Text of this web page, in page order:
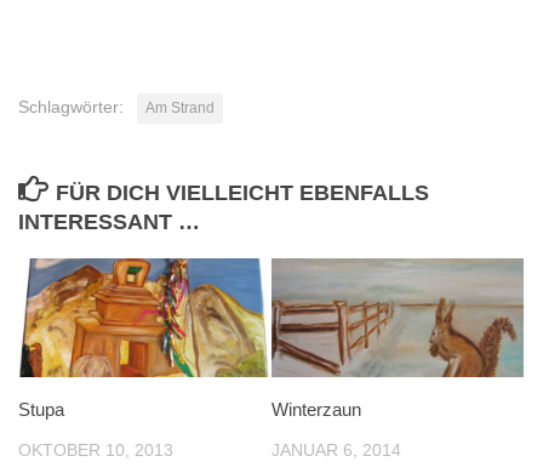
Schlagwörter: Am Strand
FÜR DICH VIELLEICHT EBENFALLS
INTERESSANT …
Stupa
OKTOBER 10, 2013
Winterzaun
JANUAR 6, 2014